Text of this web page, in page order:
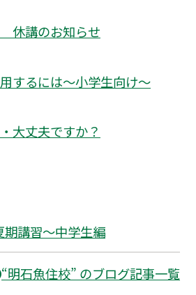
休講のお知らせ
するには～小学生向け～
大丈夫ですか？
講習〜中学生編
“明石魚住校” のブログ記事一覧